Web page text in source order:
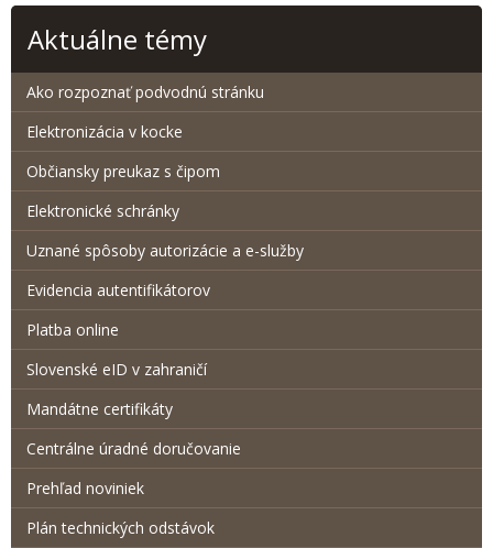
Aktuálne témy
Ako rozpoznať podvodnú stránku
Elektronizácia v kocke
Občiansky preukaz s čipom
Elektronické schránky
Uznané spôsoby autorizácie a e-služby
Evidencia autentifikátorov
Platba online
Slovenské eID v zahraničí
Mandátne certifikáty
Centrálne úradné doručovanie
Prehľad noviniek
Plán technických odstávok